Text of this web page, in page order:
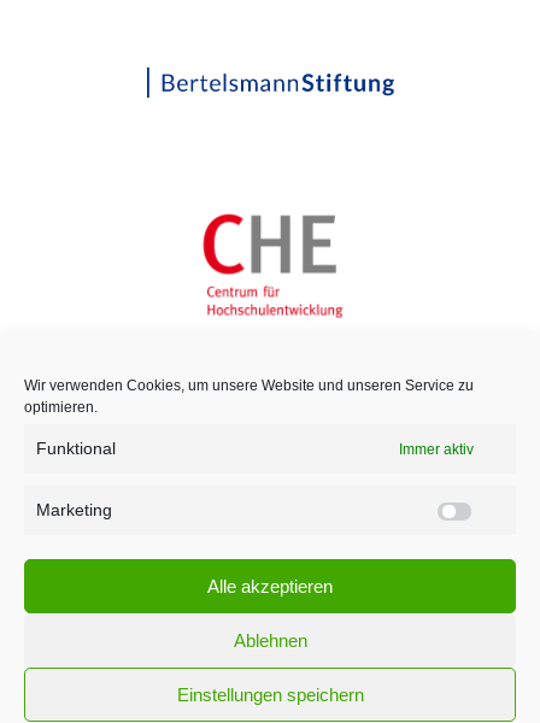
Wir verwenden Cookies, um unsere Website und unseren Service zu
optimieren.
Funktional Immer aktiv
Marketing
Alle akzeptieren
Ablehnen
Einstellungen speichern